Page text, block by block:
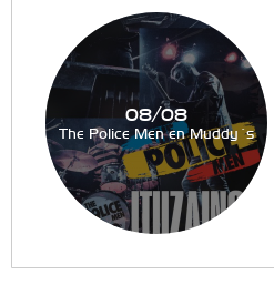
08/08
The Police Men en Muddy´s